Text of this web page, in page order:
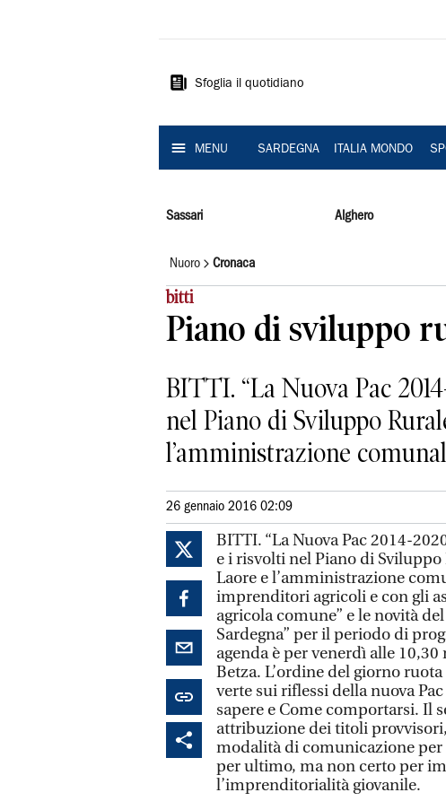
Sardegna
Sfoglia il quotidiano
MENU SARDEGNA ITALIA MONDO
Sassari Alghero
Nuoro Cronaca
bitti
Piano di sviluppo
BITTI. “La Nuova Pac
nel Piano di Sviluppo
l’amministrazione
26 gennaio 2016 02:09
BITTI. “La Nuova Pac 2014-
e i risvolti nel Piano di
Laore e l’amministrazione
imprenditori agricoli e con gli
agricola comune” e le novità
Sardegna” per il periodo di
agenda è per venerdì alle 10,30
Betza. L’ordine del giorno
verte sui riflessi della nuova
sapere e Come comportarsi. Il
attribuzione dei titoli
modalità di comunicazione
per ultimo, ma non certo per
l’imprenditorialità giovanile.